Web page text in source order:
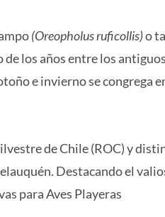
(Oreopholus ruficollis)o
los años entre los antiguos
e invierno se congrega
de Chile (ROC) y
Destacando el
para Aves Playeras